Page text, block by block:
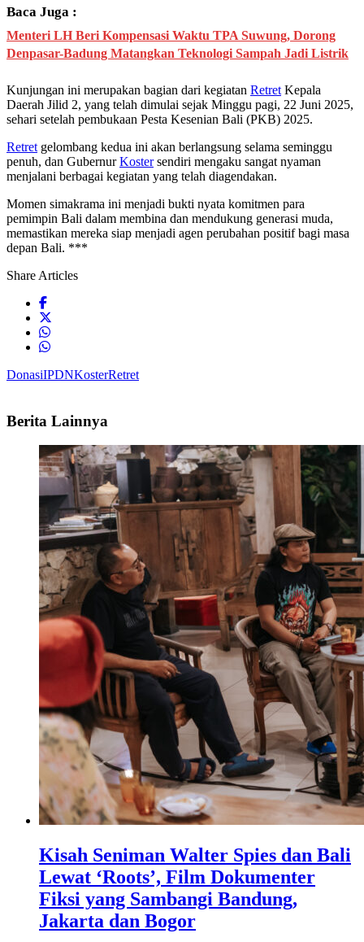
Baca Juga :
Menteri LH Beri Kompensasi Waktu TPA Suwung, Dorong
Denpasar-Badung Matangkan Teknologi Sampah Jadi Listrik
Kunjungan ini merupakan bagian dari kegiatan Retret Kepala
Daerah Jilid 2, yang telah dimulai sejak Minggu pagi, 22 Juni 2025,
sehari setelah pembukaan Pesta Kesenian Bali (PKB) 2025.
Retret gelombang kedua ini akan berlangsung selama seminggu
penuh, dan GubernurKostersendiri mengaku sangat nyaman
menjalani berbagai kegiatan yang telah diagendakan.
Momen simakrama ini menjadi bukti nyata komitmen para
pemimpin Bali dalam membina dan mendukung generasi muda,
memastikan mereka siap menjadi agen perubahan positif bagi masa
depan Bali. ***
Share Articles
DonasiIPDNKosterRetret
Berita Lainnya
Kisah Seniman Walter Spies dan Bali
Lewat ‘Roots’, Film Dokumenter
Fiksi yang Sambangi Bandung,
Jakarta dan Bogor